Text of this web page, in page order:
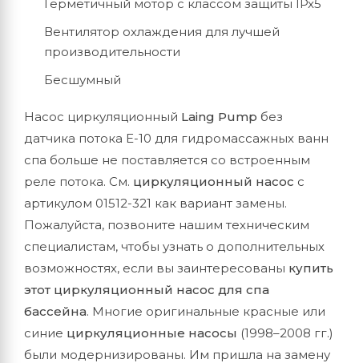
Герметичный мотор с классом защиты IPx5
Вентилятор охлаждения для лучшей
производительности
Бесшумный
Насос циркуляционный Laing Pump без
датчика потока Е-10 для гидромассажных ванн
спа больше не поставляется со встроенным
реле потока. См. циркуляционный насос с
артикулом 01512-321 как вариант замены.
Пожалуйста, позвоните нашим техническим
специалистам, чтобы узнать о дополнительных
возможностях, если вы заинтересованы купить
этот циркуляционный насос для спа
бассейна. Многие оригинальные красные или
синие циркуляционные насосы (1998–2008 гг.)
были модернизированы. Им пришла на замену